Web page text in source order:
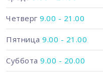
Четверг 9.00 - 21.00
Пятница 9.00 - 21.00
Суббота 9.00 - 20.00